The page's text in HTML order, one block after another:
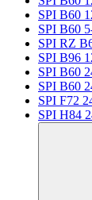
SPI B60
SPI B60
SPI RZ
SPI B96
SPI B60
SPI B60
SPI F72
SPI H84